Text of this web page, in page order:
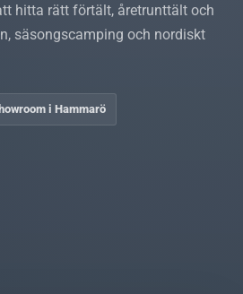
hitta rätt förtält, åretrunttält och
säsongscamping och nordiskt
i Hammarö